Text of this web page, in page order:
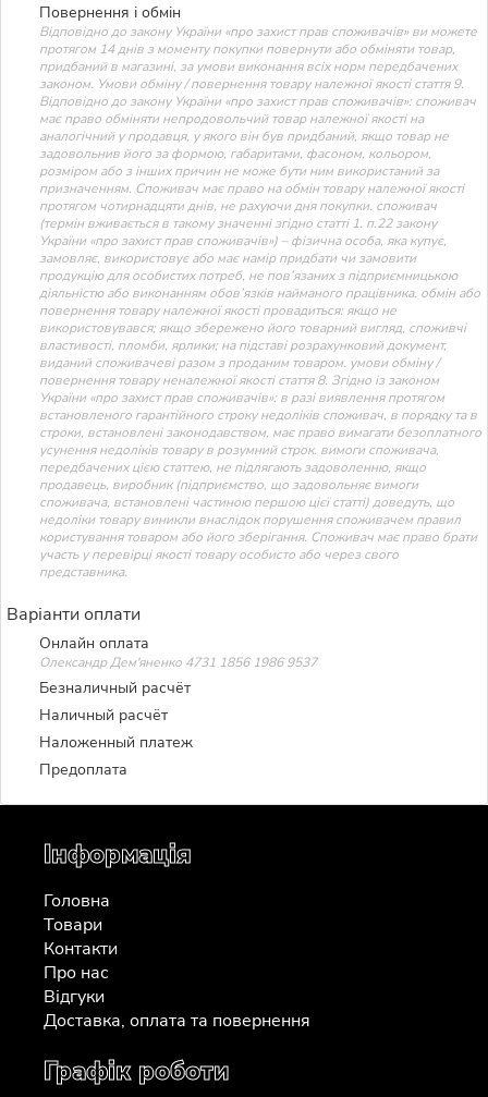
Повернення і обмін
Відповідно до закону України «про захист прав споживачів» ви можете
протягом 14 днів з моменту покупки повернути або обміняти товар,
придбаний в магазині, за умови виконання всіх норм передбачених
законом. Умови обміну / повернення товару належної якості стаття 9.
Відповідно до закону України «про захист прав споживачів»: споживач
має право обміняти непродовольчий товар належної якості на
аналогічний у продавця, у якого він був придбаний, якщо товар не
задовольнив його за формою, габаритами, фасоном, кольором,
розміром або з інших причин не може бути ним використаний за
призначенням. Споживач має право на обмін товару належної якості
протягом чотирнадцяти днів, не рахуючи дня покупки. споживач
(термін вживається в такому значенні згідно статті 1. п.22 закону
України «про захист прав споживачів») – фізична особа, яка купує,
замовляє, використовує або має намір придбати чи замовити
продукцію для особистих потреб, не пов’язаних з підприємницькою
діяльністю або виконанням обов’язків найманого працівника. обмін або
повернення товару належної якості провадиться: якщо не
використовувався; якщо збережено його товарний вигляд, споживчі
властивості, пломби, ярлики; на підставі розрахунковий документ,
виданий споживачеві разом з проданим товаром. умови обміну /
повернення товару неналежної якості стаття 8. Згідно із законом
України «про захист прав споживачів»: в разі виявлення протягом
встановленого гарантійного строку недоліків споживач, в порядку та в
строки, встановлені законодавством, має право вимагати безоплатного
усунення недоліків товару в розумний строк. вимоги споживача,
передбачених цією статтею, не підлягають задоволенню, якщо
продавець, виробник (підприємство, що задовольняє вимоги
споживача, встановлені частиною першою цієї статті) доведуть, що
недоліки товару виникли внаслідок порушення споживачем правил
користування товаром або його зберігання. Споживач має право брати
участь у перевірці якості товару особисто або через свого
представника.
Варіанти оплати
Онлайн оплата
Олександр Дем'яненко 4731 1856 1986 9537
Безналичный расчёт
Наличный расчёт
Наложенный платеж
Предоплата
Інформація
Головна
Товари
Контакти
Про нас
Відгуки
Доставка, оплата та повернення
Графік роботи